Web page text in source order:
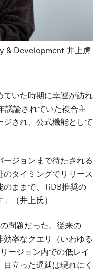
& Development 井上虎
いた時期に幸運が訪れ
議論されていた複合主
され、公式機能として
ジョンまで待たされる
タイミングでリリース
のままで、TiDB推奨の
（井上氏）
問題だった。従来の
率なクエリ（いわゆる
ージョン内での低レイ
立った遅延は現れにく